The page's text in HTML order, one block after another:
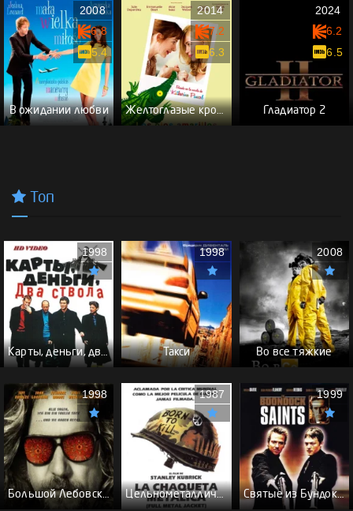
В ожидании любви
2008
6.8
5.4
Желтоглазые крокодилы
2014
7.2
6.3
Гладиатор 2
2024
6.2
6.5
Топ
Карты, деньги, два ствола - (Перевод Гоблина)
1998
Такси
1998
Во все тяжкие
2008
Большой Лебовски - (Перевод Гоблина)
1998
Цельнометаллическая оболочка - (Перевод Гоблина)
1987
Святые из Бундока \ Святые из трущоб - (Перевод Гоблина)
1999